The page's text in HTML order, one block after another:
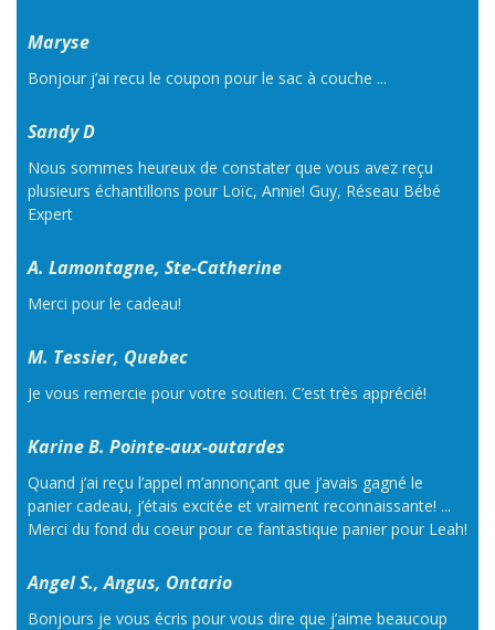
Maryse
Bonjour j’ai recu le coupon pour le sac à couche ...
Sandy D
Nous sommes heureux de constater que vous avez reçu
plusieurs échantillons pour Loïc, Annie! Guy, Réseau Bébé
Expert
A. Lamontagne, Ste-Catherine
Merci pour le cadeau!
M. Tessier, Quebec
Je vous remercie pour votre soutien. C’est très apprécié!
Karine B. Pointe-aux-outardes
Quand j’ai reçu l’appel m’annonçant que j’avais gagné le
panier cadeau, j’étais excitée et vraiment reconnaissante! ...
Merci du fond du coeur pour ce fantastique panier pour Leah!
Angel S., Angus, Ontario
Bonjours je vous écris pour vous dire que j’aime beaucoup